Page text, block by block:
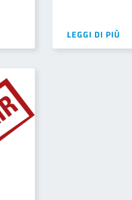
LEGGI DI PIÙ